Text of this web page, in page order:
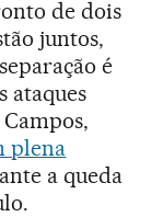
de dois
juntos,
é
ataques
plena
a queda